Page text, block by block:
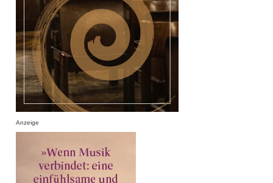
Anzeige